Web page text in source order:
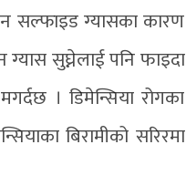
सल्फाइड ग्यासका कारण
सुघ्नेलाई पनि फाइदा
। डिमेन्सिया रोगका
बिरामीको सरिरमा